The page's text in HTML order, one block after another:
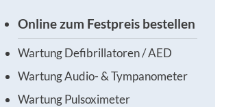
Online zum Festpreis bestellen
Wartung Defibrillatoren / AED
Wartung Audio- & Tympanometer
Wartung Pulsoximeter